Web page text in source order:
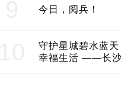
今日，阅兵！
守护星城碧水蓝天 点燃群众
幸福生活 ——长沙